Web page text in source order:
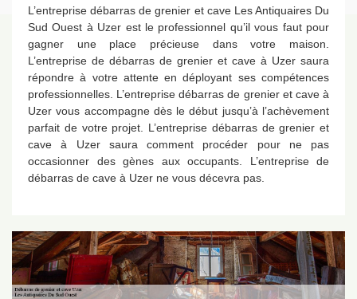
L’entreprise débarras de grenier et cave Les Antiquaires Du
Sud Ouest à Uzer est le professionnel qu’il vous faut pour
gagner une place précieuse dans votre maison.
L’entreprise de débarras de grenier et cave à Uzer saura
répondre à votre attente en déployant ses compétences
professionnelles. L’entreprise débarras de grenier et cave à
Uzer vous accompagne dès le début jusqu’à l’achèvement
parfait de votre projet. L’entreprise débarras de grenier et
cave à Uzer saura comment procéder pour ne pas
occasionner des gènes aux occupants. L’entreprise de
débarras de cave à Uzer ne vous décevra pas.